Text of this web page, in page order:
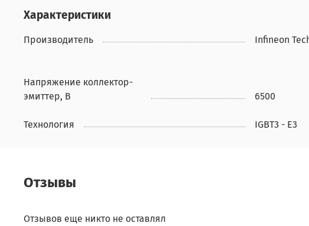
Характеристики
Производитель Infineon
Напряжение коллектор-
эмиттер, В
6500
Технология IGBT3 - E3
Отзывы
Отзывов еще никто не оставлял